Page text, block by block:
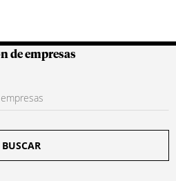
Colombianas
de empresas
BUSCAR